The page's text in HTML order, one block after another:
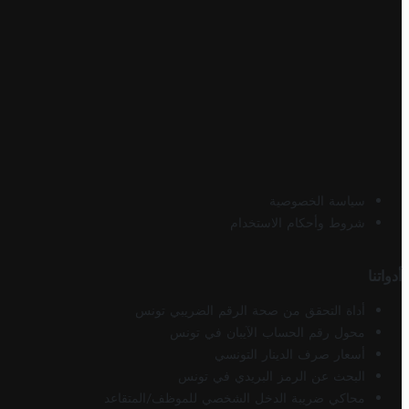
سياسة الخصوصية
شروط وأحكام الاستخدام
أدواتنا
أداة التحقق من صحة الرقم الضريبي تونس
محول رقم الحساب الآيبان في تونس
أسعار صرف الدينار التونسي
البحث عن الرمز البريدي في تونس
محاكي ضريبة الدخل الشخصي للموظف/المتقاعد